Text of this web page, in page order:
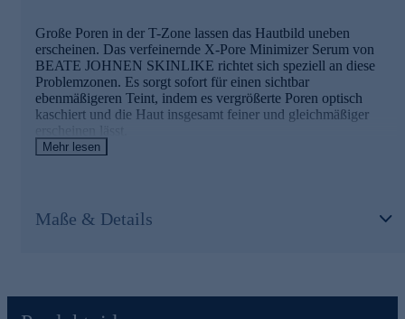
LIFTONIN®-XPRESS
Ein leistungsstarker Anti-Aging-Wirkstoff.
Strafft intensiv mit sofortiger Wirkung
Schafft ein ebenmäßigeres Hautbild
Beeinflusst die dermale Struktur, indem es die Verbindungen
zwischen Fibroblasten, Zellkern und extrazellulärer Matrix
Große Poren in der T-Zone lassen das Hautbild uneben
erscheinen. Das verfeinernde X-Pore Minimizer Serum von
BEATE JOHNEN SKINLIKE richtet sich speziell an diese
Problemzonen. Es sorgt sofort für einen sichtbar
ebenmäßigeren Teint, indem es vergrößerte Poren optisch
kaschiert und die Haut insgesamt feiner und gleichmäßiger
Hautgefühl und ein frischer Teint.
Innovativer Wirkstoff für mehr Festigkeit, Leuchtkraft und
Mehr lesen
Maße & Details